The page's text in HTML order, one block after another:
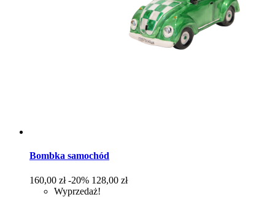
Bombka samochód
Cena
podstawowa
160,00 zł -20% Cena
128,00 zł
Wyprzedaż!